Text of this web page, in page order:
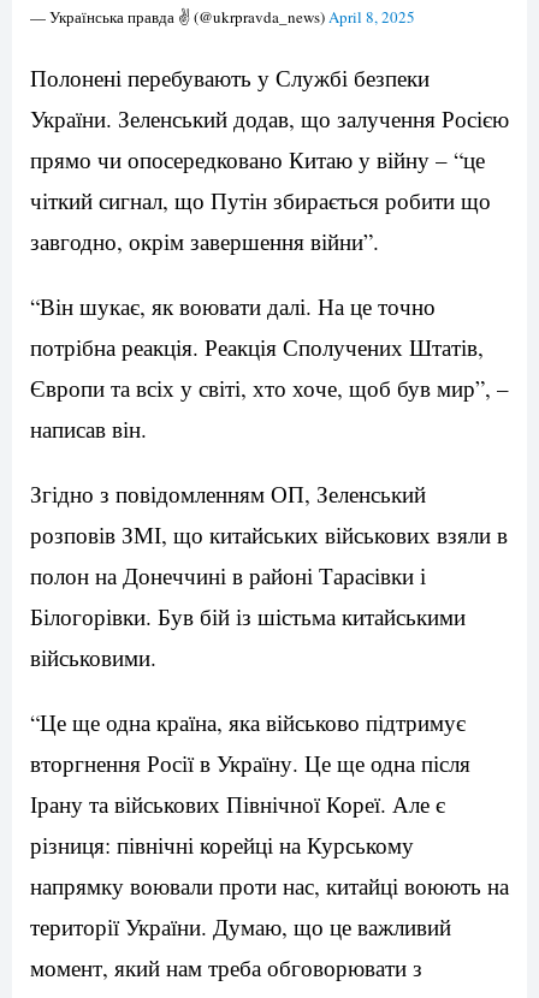
— Українська правда ✌️ (@ukrpravda_news)April 8, 2025
Полонені перебувають у Службі безпеки
України. Зеленський додав, що залучення Росією
прямо чи опосередковано Китаю у війну – “це
чіткий сигнал, що Путін збирається робити що
завгодно, окрім завершення війни”.
“Він шукає, як воювати далі. На це точно
потрібна реакція. Реакція Сполучених Штатів,
Європи та всіх у світі, хто хоче, щоб був мир”, –
написав він.
Згідно з повідомленням ОП, Зеленський
розповів ЗМІ, що китайських військових взяли в
полон на Донеччині в районі Тарасівки і
Білогорівки. Був бій із шістьма китайськими
військовими.
“Це ще одна країна, яка військово підтримує
вторгнення Росії в Україну. Це ще одна після
Ірану та військових Північної Кореї. Але є
різниця: північні корейці на Курському
напрямку воювали проти нас, китайці воюють на
території України. Думаю, що це важливий
момент, який нам треба обговорювати з